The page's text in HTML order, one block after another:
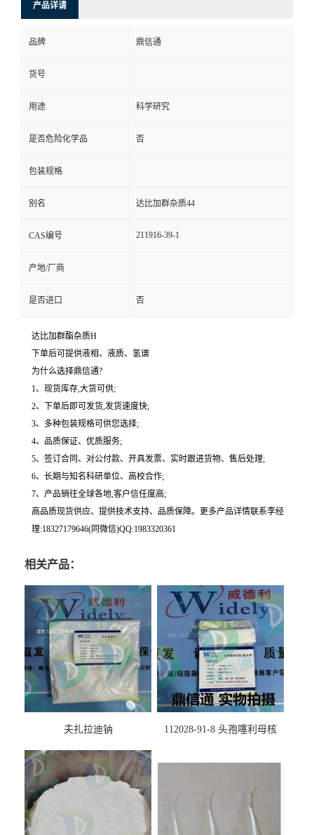
产品详请
品牌 鼎信通
货号
用途 科学研究
是否危险化学品 否
包装规格
别名 达比加群杂质44
CAS编号 211916-39-1
产地/厂商
是否进口 否
达比加群酯杂质H
下单后可提供液相、液质、氢谱
为什么选择鼎信通?
1、现货库存,大货可供;
2、下单后即可发货,发货速度快;
3、多种包装规格可供您选择;
4、品质保证、优质服务;
5、签订合同、对公付款、开具发票、实时跟进货物、售后处理;
6、长期与知名科研单位、高校合作;
7、产品销往全球各地,客户信任度高;
高品质现货供应、提供技术支持、品质保障。更多产品详情联系李经
理:18327179646(同微信)QQ:1983320361
相关产品：
夫扎拉迪钠
112028-91-8 头孢噻利母核